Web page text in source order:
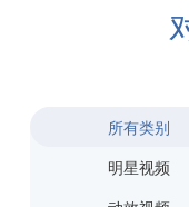
所有类别
明星视频